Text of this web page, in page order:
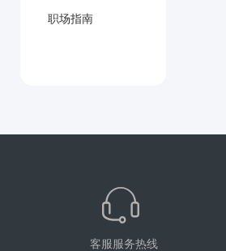
职场指南
客服服务热线